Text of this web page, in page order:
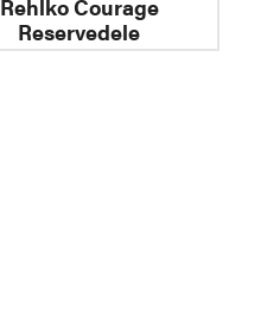
Rehlko Courage
Reservedele